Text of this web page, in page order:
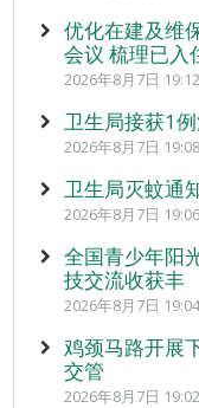
优化在建及维
会议 梳理已入
2026年8月7日 19:12
卫生局接获1
2026年8月7日 19:08
卫生局灭蚊通
2026年8月7日 19:06
全国青少年阳
技交流收获丰
2026年8月7日
鸡颈马路开展
交管
2026年8月7日 19:02